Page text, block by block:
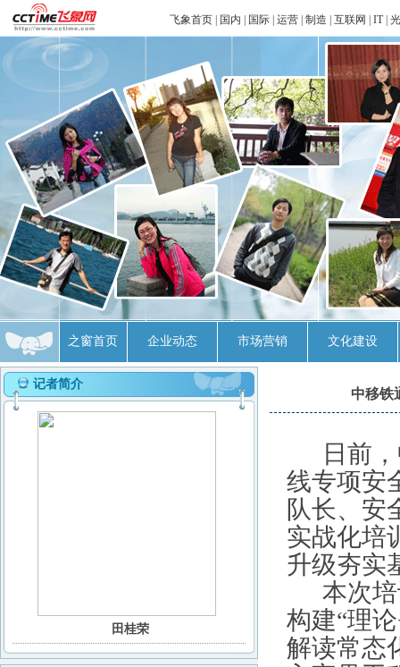
飞象首页 国内 国际 运营 制造 互联网 IT|
之窗首页 企业动态 市场营销 文化建设
记者简介
田桂荣
中移铁
日 前
线专项安
队长、安
实战化培
升级夯实
本次
构建“理
解读常态